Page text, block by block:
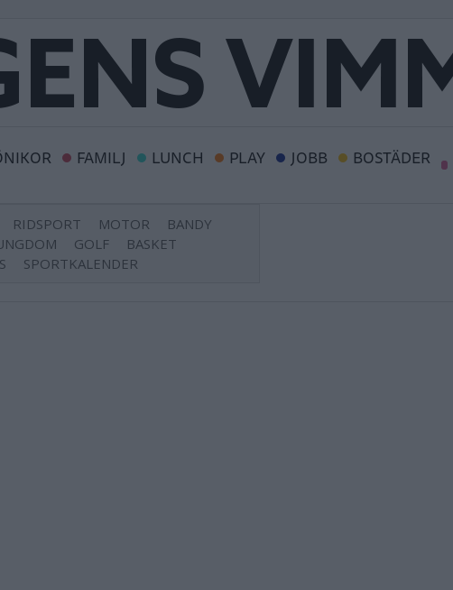
FAMILJ LUNCH PLAY JOBB BOSTÄDER
RIDSPORT MOTOR
BANDY
GOLF
BASKET
SPORTKALENDER